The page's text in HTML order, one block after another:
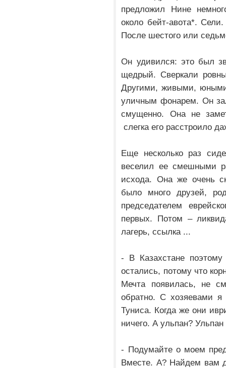
предложил Нине
около бейт-авота*.
После шестого или
Он удивился: это был
щедрый. Сверкали
Другими, живыми,
уличным фонарем. Он
смущенно. Она не
слегка его расстроило
Еще несколько раз
веселил ее смешными
исхода. Она же очень
было много друзей,
председателем
первых. Потом –
лагерь, ссылка ...
- В Казахстане
остались, потому что
Мечта появилась, не
обратно. С хозяевами я
Туниса. Когда же они
ничего. А ульпан?
- Подумайте о моем
Вместе. А? Найдем вам